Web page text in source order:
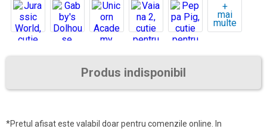
+
mai
multe
Produs indisponibil
*Pretul afisat este valabil doar pentru comenzile online. In